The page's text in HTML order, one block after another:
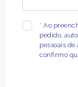
*Ao
pedido,
pessoais
confirmo